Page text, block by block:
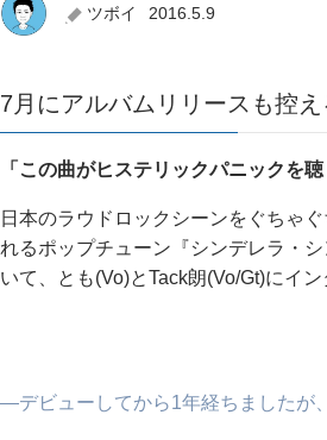
ツボイ 2016.5.9
7月にアルバムリリースも控
「この曲がヒステリックパニックを
日本のラウドロックシーンをぐちゃ
れるポップチューン『シンデレラ・
いて、とも(Vo)とTack朗(Vo/Gt)にイン
―デビューしてから1年経ちましたが